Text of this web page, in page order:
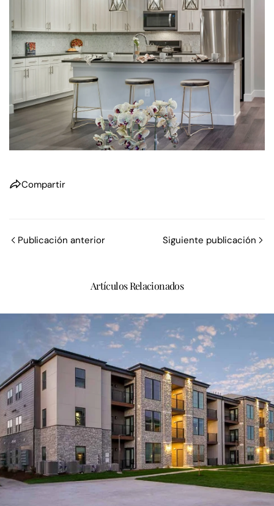
Compartir
Publicación anterior Siguiente publicación
Artículos Relacionados